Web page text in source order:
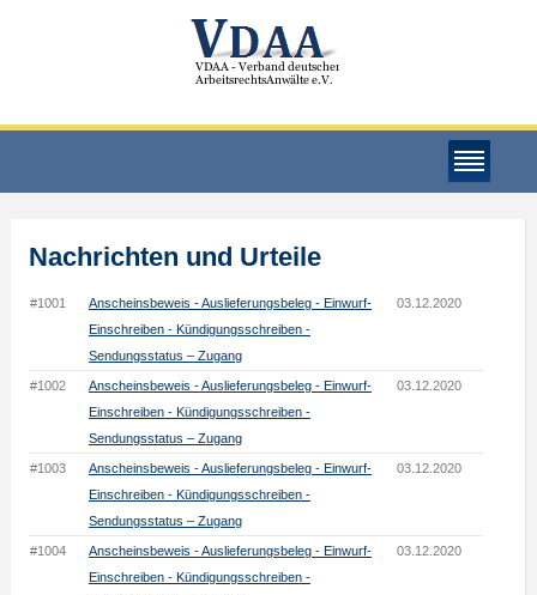
Nachrichten und Urteile
#1001
Anscheinsbeweis - Auslieferungsbeleg - Einwurf-
Einschreiben - Kündigungsschreiben -
Sendungsstatus – Zugang
03.12.2020
#1002
Anscheinsbeweis - Auslieferungsbeleg - Einwurf-
Einschreiben - Kündigungsschreiben -
Sendungsstatus – Zugang
03.12.2020
#1003
Anscheinsbeweis - Auslieferungsbeleg - Einwurf-
Einschreiben - Kündigungsschreiben -
Sendungsstatus – Zugang
03.12.2020
#1004
Anscheinsbeweis - Auslieferungsbeleg - Einwurf-
Einschreiben - Kündigungsschreiben -
03.12.2020